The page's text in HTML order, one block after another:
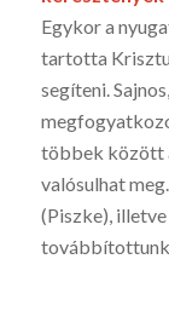
Egykor a
tartotta
segíteni.
többek között
valósulhat
(Piszke),